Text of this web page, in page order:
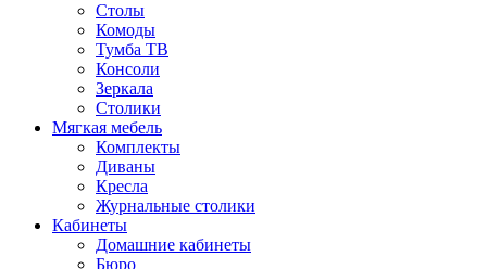
Столы
Комоды
Тумба ТВ
Консоли
Зеркала
Столики
Мягкая мебель
Комплекты
Диваны
Кресла
Журнальные столики
Кабинеты
Домашние кабинеты
Бюро